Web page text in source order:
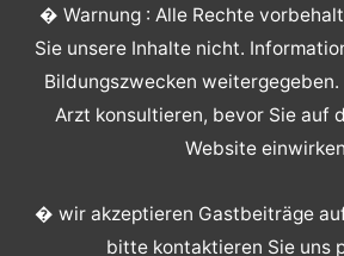
� Warnung : Alle Rechte
Sie unsere Inhalte nicht.
Bildungszwecken weitergegeben.
Arzt konsultieren, bevor Sie auf
Website
� wir akzeptieren Gastbeiträge
bitte kontaktieren Sie uns